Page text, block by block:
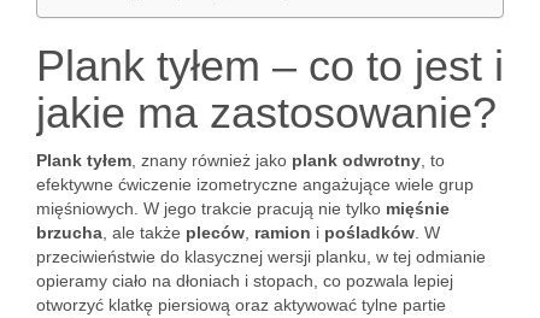
Plank tyłem – co to jest i
jakie ma zastosowanie?
Plank tyłem , znany również jako plank odwrotny , to
efektywne ćwiczenie izometryczne angażujące wiele grup
mięśniowych. W jego trakcie pracują nie tylko mięśnie
brzucha , ale także pleców ramion i pośladków . W
przeciwieństwie do klasycznej wersji planku, w tej odmianie
opieramy ciało na dłoniach i stopach, co pozwala lepiej
otworzyć klatkę piersiową oraz aktywować tylne partie